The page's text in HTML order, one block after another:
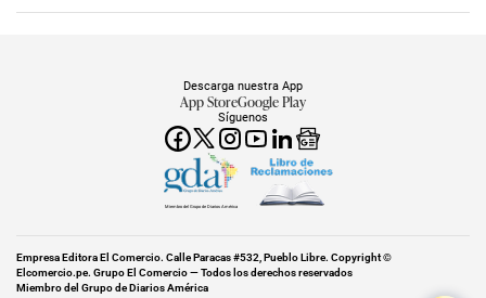
Síguenos
Descarga nuestra App
App StoreGoogle Play
Miembro del Grupo de Diarios América
Empresa Editora El Comercio. Calle Paracas #532, Pueblo Libre. Copyright ©
Elcomercio.pe. Grupo El Comercio — Todos los derechos reservados
Miembro del Grupo de Diarios América